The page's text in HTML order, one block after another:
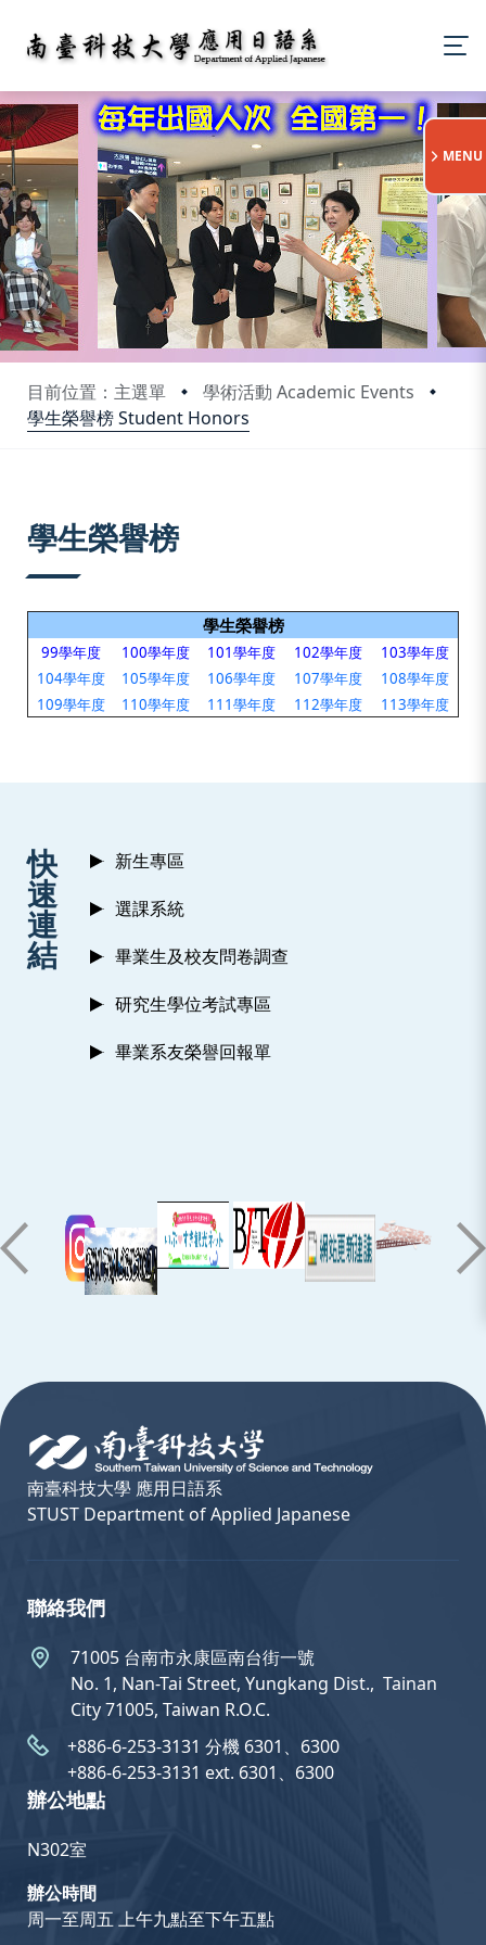
目前位置：主選單
學術活動 Academic Events
學生榮譽榜 Student Honors
:::
MENU
學生榮譽榜
學生榮譽榜
99學年度 100學年度 101學年度 102學年度
103學年度
104學年度
105學年度 106學年度 107學年度
108學年度
109學年度
110學年度 111學年度 112學年度 113學年度
快
速
連
結
新生專區
選課系統
畢業生及校友問卷調查
研究生學位考試專區
畢業系友榮譽回報單
南臺科技大學 應用日語系
STUST Department of Applied Japanese
聯絡我們
71005 台南市永康區南台街一號
No. 1, Nan-Tai Street, Yungkang Dist.,  Tainan
City 71005, Taiwan R.O.C.
+886-6-253-3131 分機 6301、6300
+886-6-253-3131 ext. 6301、6300
辦公地點
N302室
辦公時間
周一至周五 上午九點至下午五點